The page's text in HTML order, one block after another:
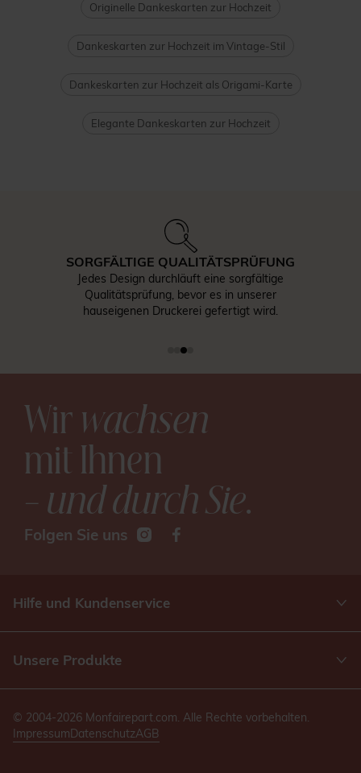
Originelle Dankeskarten zur Hochzeit
Dankeskarten zur Hochzeit im Vintage-Stil
Dankeskarten zur Hochzeit als Origami-Karte
Elegante Dankeskarten zur Hochzeit
SORGFÄLTIGE QUALITÄTSPRÜFUNG
Jedes Design durchläuft eine sorgfältige
Qualitätsprüfung, bevor es in unserer
hauseigenen Druckerei gefertigt wird.
Wirwachsen
mit Ihnen
– und durch Sie.
Folgen Sie uns
Hilfe und Kundenservice
Unsere Produkte
© 2004-2026 Monfairepart.com. Alle Rechte vorbehalten.
ImpressumDatenschutzAGB